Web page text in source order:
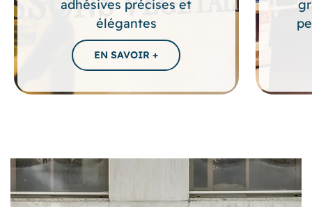
adhésives précises et
élégantes